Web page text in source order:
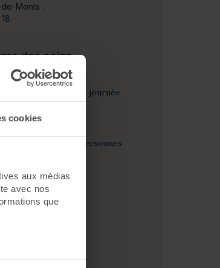
cookies
aux médias
avec nos
que
Monts :
des soins
au Spa Marin toute la journée
le groupe
pour une des personnes